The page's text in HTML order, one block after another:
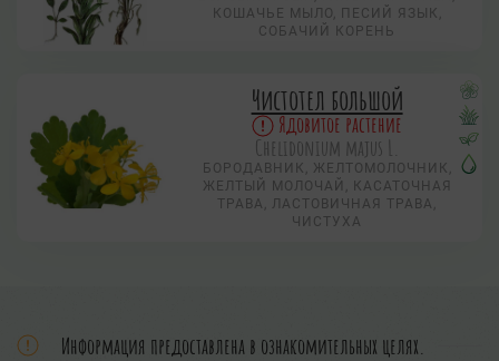
КОШАЧЬЕ МЫЛО, ПЕСИЙ ЯЗЫК,
СОБАЧИЙ КОРЕНЬ
Чистотел большой
Ядовитое растение
Chelidonium majus L.
БОРОДАВНИК, ЖЕЛТОМОЛОЧНИК,
ЖЕЛТЫЙ МОЛОЧАЙ, КАСАТОЧНАЯ
ТРАВА, ЛАСТОВИЧНАЯ ТРАВА,
ЧИСТУХА
Информация предоставлена в ознакомительных целях.